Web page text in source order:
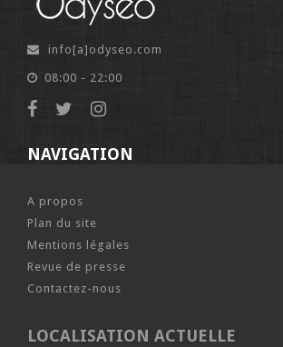
info[a]odyseo.com
08:00 - 22:00
NAVIGATION
A propos
Plan du site
Mentions légales
Revue de presse
Contactez-nous
LOCALISATION ACTUELLE